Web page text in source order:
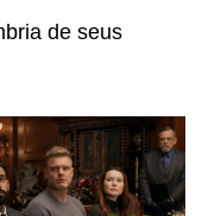
de seus